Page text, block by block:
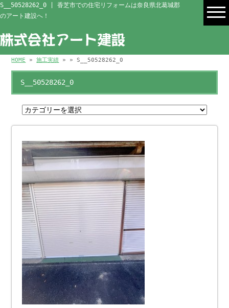
S__50528262_0 | 香芝市での住宅リフォームは奈良県北葛城郡
のアート建設へ！
HOME »施工実績 » » S__50528262_0
S__50528262_0